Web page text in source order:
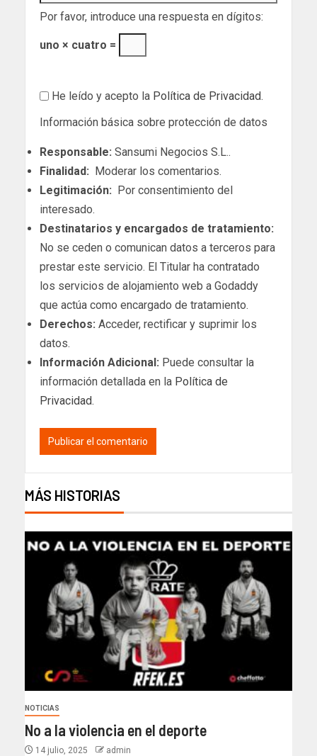
Por favor, introduce una respuesta en dígitos:
uno × cuatro =
He leído y acepto la Política de Privacidad.
Información básica sobre protección de datos
Responsable: Sansumi Negocios S.L..
Finalidad: Moderar los comentarios.
Legitimación: Por consentimiento del
interesado.
Destinatarios y encargados de tratamiento:
No se ceden o comunican datos a terceros para
prestar este servicio. El Titular ha contratado
los servicios de alojamiento web a Godaddy
que actúa como encargado de tratamiento.
Derechos: Acceder, rectificar y suprimir los
datos.
Información Adicional: Puede consultar la
información detallada en la Política de
Privacidad.
MÁS HISTORIAS
NOTICIAS
No a la violencia en el deporte
14 julio, 2025 admin